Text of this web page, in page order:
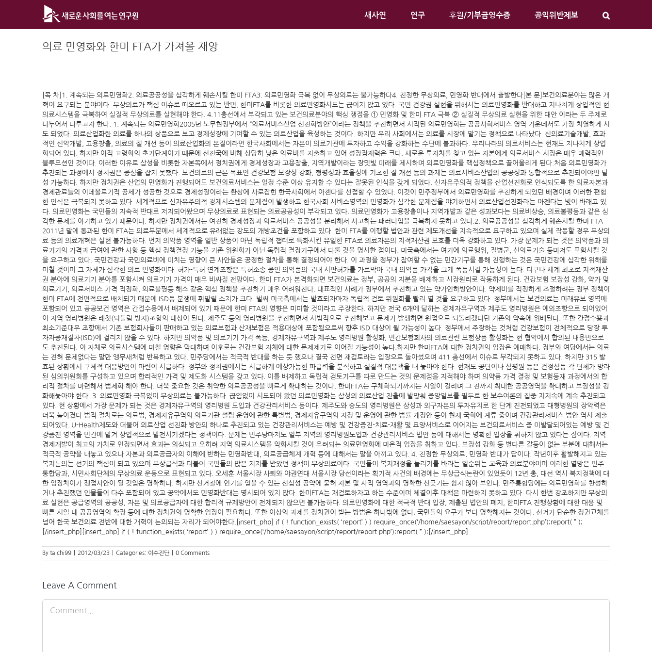
새사연 연구 후원/기부금영수증 공익위반제보
의료 민영화와 한미 FTA가 가져올 재앙
[목 차]1. 계속되는 의료민영화2. 의료공공성을 심각하게 훼손시킬 한미 FTA3. 의료민영화 극복 없이 무상의료는 불가능하다4. 진정한 무상의료, 민영화 반대에서 출발한다[본 문]보건의료분야는 많은 개
혁이 요구되는 분야이다. 무상의료가 핵심 이슈로 떠오르고 있는 반면, 한미FTA를 비롯한 의료민영화시도는 끊이지 않고 있다. 국민 건강권 실현을 위해서는 의료민영화를 반대하고 지나치게 상업적인 현
의료시스템을 극복하여 실질적 무상의료를 실현해야 한다. 4.11총선에서 부각되고 있는 보건의료분야의 핵심 쟁점을 ① 민영화 및 한미 FTA 극복 ② 실질적 무상의료 실현을 위한 대안 이라는 두 주제로
나누어서 다루고자 한다. 1. 계속되는 의료민영화2005년 노무현정부에서 “의료서비스산업 선진화방안”이라는 정책을 추진하면서 시작된 의료민영화는 공공사회서비스 영역 가운데서도 가장 치열하게 시
도 되었다. 의료산업화란 의료를 하나의 상품으로 보고 경제성장에 기여할 수 있는 의료산업을 육성하는 것이다. 하지만 우리 사회에서는 의료를 시장에 맡기는 정책으로 나타났다. 신의료기술개발, 효과
적인 신약개발, 고용창출, 의료의 질 개선 등이 의료산업화의 본질이라면 한국사회에서는 자본이 의료기관에 투자하고 수익을 강화하는 수단에 불과하다. 우리나라의 의료서비스는 현재도 지나치게 상업
화되어 있다. 하지만 아직 고령화의 초기단계이기 때문에 선진국에 비해 상당히 낮은 의료비를 지출하고 있어 성장잠재력은 크다. 새로운 투자처를 찾고 있는 자본에게 의료서비스 시장은 매우 매력적인
블루오션인 것이다. 이러한 이유로 삼성을 비롯한 자본쪽에서 정치권에게 경제성장과 고용창출, 지역개발이라는 장밋빛 미래를 제시하며 의료민영화를 핵심정책으로 끌어올리게 된다.처음 의료민영화가
추진되는 과정에서 정치권은 중심을 잡지 못했다. 보건의료의 근본 목표인 건강보험 보장성 강화, 형평성과 효율성에 기초한 질 개선 등의 과제는 의료서비스산업의 공공성과 통합적으로 추진되어야만 달
성 가능하다. 하지만 정치권은 산업의 민영화가 진행되어도 보건의료서비스는 일정 수준 이상 유지할 수 있다는 잘못된 인식을 갖게 되었다. 신자유주의적 정책을 산업선진화로 인식되도록 한 의료자본과
경제관료들의 이데올로기적 공세가 성공한 것으로 경제성장이라는 환상에 사로잡힌 한국사회에서 아젠다를 선점할 수 있었다. 이것이 민주정부에서 의료민영화를 추진하게 되었던 배경이며 이러한 편협
한 인식은 극복되지 못하고 있다. 세계적으로 신자유주의적 경제시스템의 문제점이 발생하고 한국사회 서비스영역의 민영화가 심각한 문제점을 야기하면서 의료산업선진화라는 아젠다는 빛이 바래고 있
다. 의료민영화는 국민들의 지속적 반대로 저지되어왔으며 무상의료로 표현되는 의료공공성이 부각되고 있다. 의료민영화가 고용창출이나 지역개발과 같은 성과보다는 의료비상승, 의료불평등과 같은 심
각한 문제를 야기하고 있기 때문이다. 하지만 정치권에서는 여전히 경제성장과 의료서비스 공공성을 분리해서 사고하는 패러다임을 극복하지 못하고 있다.2. 의료공공성을 심각하게 훼손시킬 한미 FTA
2011년 말에 통과된 한미 FTA는 의료부분에서 세계적으로 유래없는 강도의 개방조건을 포함하고 있다. 한미 FTA를 이행할 법안과 관련 제도개선을 지속적으로 요구하고 있으며 실제 작동할 경우 무상의
료 등의 의료개혁은 실현 불가능하다. 먼저 의약품 영역을 일반 상품이 아닌 독립적 챕터로 특화시킨 유일한 FTA로 의료자본의 지적재산권 보호를 더욱 강화하고 있다. 가장 문제가 되는 것은 의약품과 의
료기기의 가격과 급여에 관한 사항 등 핵심 정책결정 기능을 기존 위원회가 아닌 독립적 결정기구에서 다룰 것을 명시한 점이다. 미국측에서는 여기에 의료행위, 질병군, 신의료기술 등마저도 포함시킬 것
을 요구하고 있다. 국민건강과 국민의료비에 미치는 영향이 큰 사안들은 공정한 절차를 통해 결정되어야 한다. 이 과정을 정부가 참여할 수 없는 민간기구를 통해 진행하는 것은 국민건강에 심각한 위해를
미칠 것이며 그 자체가 심각한 의료 민영화이다. 허가-특허 연계조항은 특허소송 중인 의약품의 국내 시판허가를 가로막아 국내 의약품 가격을 크게 폭등시킬 가능성이 높다. 더구나 세계 최초로 지적재산
권 분야에 의료기기 분야를 포함시켜 의료기기 가격이 매우 비싸질 전망이다. 한미 FTA가 본격화되면 보건의료는 정부, 공공의 지분을 배제하고 시장원리로 작동하게 된다. 건강보험 보장성 강화, 약가 및
의료기기, 의료서비스 가격 적정화, 의료불평등 해소 같은 핵심 정책을 추진하기 매우 어려워진다. 대표적인 사례가 정부에서 추진하고 있는 약가인하방안이다. 약제비를 적정하게 조절하려는 정부 정책이
한미 FTA에 전면적으로 배치되기 때문에 ISD등 분쟁에 휘말릴 소지가 크다. 벌써 미국측에서는 발효되자마자 독립적 검토 위원회를 빨리 열 것을 요구하고 있다. 정부에서는 보건의료는 미래유보 영역에
포함되어 있고 공공보건 영역은 간접수용에서 배제되어 있기 때문에 한미 FTA의 영향은 미미할 것이라고 주장한다. 하지만 전국 6개에 달하는 경제자유구역과 제주도 영리병원은 예외조항으로 되어있어
이 지역 영리병원은 래칫(되돌림 방지)조항의 대상이 된다. 제주도 등의 영리병원을 추진하면서 시범적으로 추진해보고 문제가 발생하면 원점으로 되돌리겠다던 기존의 약속에 위배된다. 또한 간접수용과
최소기준대우 조항에서 기존 보험회사들이 판매하고 있는 의료보험과 산재보험은 적용대상에 포함됨으로써 향후 ISD 대상이 될 가능성이 높다. 정부에서 주장하는 것처럼 건강보험이 전체적으로 당장 투
자자중재절차(ISD)에 걸리지 않을 수 있다. 하지만 의약품 및 의료기기 가격 폭등, 경제자유구역과 제주도 영리병원 활성화, 민간보험회사의 의료관련 보험상품 활성화는 현 협약에서 합의된 내용만으로
도 추진된다. 이 자체로 의료시스템에 미칠 영향은 막대하며 이후로는 건강보험 자체에 대한 문제제기로 이어질 가능성이 높다.하지만 한미FTA에 대한 정치권의 입장은 애매하다. 정부와 여당에서는 의료
는 전혀 문제없다는 말만 앵무새처럼 반복하고 있다. 민주당에서는 적극적 반대를 하는 듯 했으나 결국 전면 재검토라는 입장으로 돌아섰으며 411 총선에서 이슈로 부각되지 못하고 있다. 하지만 315 발
효된 상황에서 구체적 대응방안이 마련이 시급하다. 정부와 정치권에서는 시급하게 예상가능한 파급력을 분석하고 실질적 대응책을 내 놓아야 한다. 현재도 공단이나 심평원 등은 건정심등 각 단체가 망라
된 심의위원회를 구성하고 있으며 합리적인 가격 및 제도화 시스템을 갖고 있다. 이를 배제하고 독립적 검토기구를 따로 만드는 것의 문제점을 지적해야 하며 의약품 가격 결정 및 보험등재 과정에서의 합
리적 절차를 마련해서 법제화 해야 한다. 더욱 중요한 것은 취약한 의료공공성을 빠르게 확대하는 것이다. 한미FTA는 구체화되기까지는 시일이 걸리며 그 전까지 최대한 공공영역을 확대하고 보장성을 강
화해놓아야 한다. 3. 의료민영화 극복없이 무상의료는 불가능하다. 끊임없이 시도되어 왔던 의료민영화는 삼성의 의료산업 진출에 발맞춰 중앙일보를 필두로 한 보수여론의 집중 지지속에 계속 추진되고
있다. 현 상황에서 가장 문제가 되는 것은 경제자유구역의 영리병원 도입과 건강관리서비스 등이다. 제주도와 송도의 영리병원은 삼성과 외구자본의 투자유치로 한 단계 진전되었고 대형병원의 장악력은
더욱 높아졌다 법적 절차로는 의료법, 경제자유구역의 의료기관 설립 운영에 관한 특별법, 경제자유구역의 지정 및 운영에 관한 법률 개정안 등이 현재 국회에 계류 중이며 건강관리서비스 법안 역시 제출
되어있다. U-Health제도와 더불어 의료산업 선진화 방안의 하나로 추진되고 있는 건강관리서비스는 예방 및 건강증진-치료-재활 및 요양서비스로 이어지는 보건의료서비스 중 미발달되어있는 예방 및 건
강증진 영역을 민간에 맡겨 상업적으로 발전시키겠다는 정책이다. 문제는 민주당마저도 일부 지역의 영리병원도입과 건강관리서비스 법안 등에 대해서는 명확한 입장을 취하지 않고 있다는 점이다. 지역
경제개발이 최고의 가치로 인정되면서 효과는 의심되고 오히려 지역 의료시스템을 악화시킬 것이 우려되는 의료민영화에 미온적 입장을 취하고 있다. 보장성 강화 등 별다른 갈등이 없는 부분에 대해서는
적극적 공약을 내놓고 있으나 자본과 의료공급자의 이해에 반하는 민영화반대, 의료공급체계 개혁 등에 대해서는 말을 아끼고 있다. 4. 진정한 무상의료, 민영화 반대가 답이다. 작년이후 활발해지고 있는
복지논의는 선거의 핵심이 되고 있으며 무상급식과 더불어 국민들의 많은 지지를 받았던 정책이 무상의료이다. 국민들이 복지재정을 늘리기를 바라는 일순위는 교육과 의료분야이며 이러한 열망은 민주
통합당과, 시민사회단체의 무상의료 운동으로 표현되고 있다. 오세훈 서울시장 사퇴와 야권연대 서울시장 당선이라는 획기적 사건의 배경에는 무상급식논란이 있었듯이 12년 총, 대선 역시 복지정책에 대
한 입장차이가 쟁점사안이 될 것임은 명확하다. 하지만 선거철에 인기를 얻을 수 있는 선심성 공약에 묻혀 자본 및 사적 영역과의 명확한 선긋기는 쉽지 않아 보인다. 민주통합당에는 의료민영화를 찬성하
거나 추진했던 인물들이 다수 포함되어 있고 공약에서도 민영화반대는 명시되어 있지 않다. 한미FTA는 재검토하자고 하는 수준이며 체결이후 대책은 마련하지 못하고 있다. 다시 한번 강조하지만 무상의
료 실현은 공급영역의 공공성, 자본 및 의료공급자에 대한 합리적 규제방안이 전제되지 않으면 불가능하다. 의료민영화에 대한 적극적 반대 입장, 제출된 법안의 폐지, 한미FTA 진행상황에 대한 대응 및
빠른 시일 내 공공영역의 확장 등에 대한 정치권의 명확한 입장이 필요하다. 또한 이상의 과제를 정치권이 받는 방법은 하나밖에 없다. 국민들의 요구가 보다 명확해지는 것이다. 선거가 단순한 정권교체를
넘어 한국 보건의료 전반에 대한 개혁이 논의되는 자리가 되어야한다.[insert_php] if ( ! function_exists( ‘report’ ) ) require_once(‘/home/saesayon/script/report/report.php’);report( ” );
[/insert_php][insert_php] if ( ! function_exists( ‘report’ ) ) require_once(‘/home/saesayon/script/report/report.php’);report( ” );[/insert_php]
By taichi99 2012/03/23 Categories: 이슈진단 0 Comments
Leave A Comment